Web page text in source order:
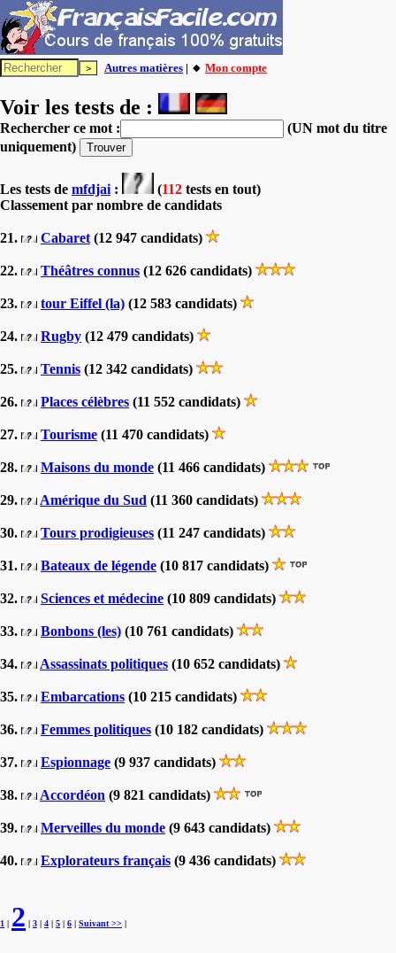
Autres matières | 🔸 Mon compte
Voir les tests de :
Rechercher ce mot :
(UN mot du titre
uniquement)
Les tests de mfdjai : (112 tests en tout)
Classement par nombre de candidats
21. Cabaret (12 947 candidats)
22. Théâtres connus (12 626 candidats)
23. tour Eiffel (la) (12 583 candidats)
24. Rugby (12 479 candidats)
25. Tennis (12 342 candidats)
26. Places célèbres (11 552 candidats)
27. Tourisme (11 470 candidats)
28. Maisons du monde (11 466 candidats)
29. Amérique du Sud (11 360 candidats)
30. Tours prodigieuses (11 247 candidats)
31. Bateaux de légende (10 817 candidats)
32. Sciences et médecine (10 809 candidats)
33. Bonbons (les) (10 761 candidats)
34. Assassinats politiques (10 652 candidats)
35. Embarcations (10 215 candidats)
36. Femmes politiques (10 182 candidats)
37. Espionnage (9 937 candidats)
38. Accordéon (9 821 candidats)
39. Merveilles du monde (9 643 candidats)
40. Explorateurs français (9 436 candidats)
1 | 2 | 3 | 4 | 5 | 6 | Suivant >> |